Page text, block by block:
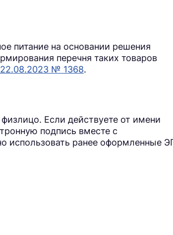
питание на основании решения
перечня таких товаров
№ 1368.
Если действуете от имени
подпись вместе с
использовать ранее оформленные